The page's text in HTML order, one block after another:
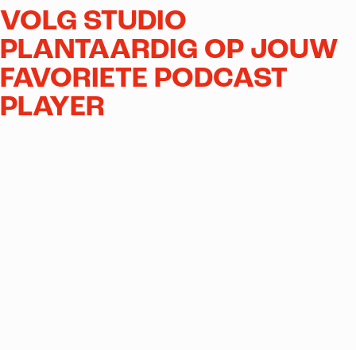
VOLG STUDIO
PLANTAARDIG OP JOUW
FAVORIETE PODCAST
PLAYER